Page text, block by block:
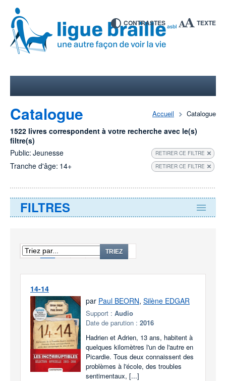
CONTRASTES TEXTE
Accueil Catalogue
Catalogue
1522 livres correspondent à votre recherche avec le(s)
filtre(s)
Public: Jeunesse RETIRER CE FILTRE
Tranche d'âge: 14+ RETIRER CE FILTRE
FILTRES
1 96
TRIEZ
14-14
par Paul BEORN, Silène EDGAR
Support : Audio
Date de parution : 2016
Hadrien et Adrien, 13 ans, habitent à
quelques kilomètres l'un de l'autre en
Picardie. Tous deux connaissent des
problèmes à l'école, des troubles
sentimentaux, [...]